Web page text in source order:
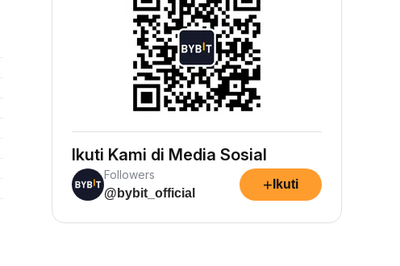
Ikuti Kami di Media Sosial
Followers
@bybit_official
+ Ikuti